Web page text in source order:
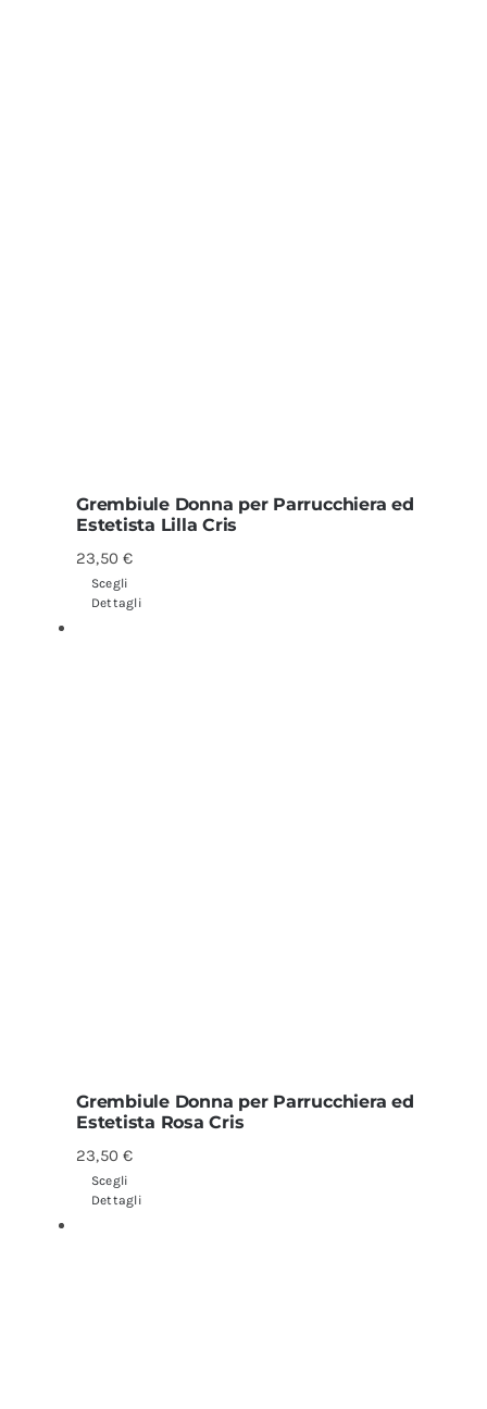
Grembiule Donna per Parrucchiera ed
Estetista Lilla Cris
23,50€
Scegli
Dettagli
Grembiule Donna per Parrucchiera ed
Estetista Rosa Cris
23,50€
Scegli
Dettagli